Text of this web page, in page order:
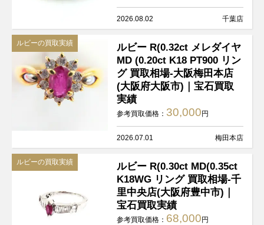
2026.08.02 千葉店
ルビーの買取実績
ルビー R(0.32ct メレダイヤ
MD (0.20ct K18 PT900 リン
グ 買取相場-大阪梅田本店
(大阪府大阪市)｜宝石買取
実績
参考買取価格： 30,000円
2026.07.01 梅田本店
ルビーの買取実績
ルビー R(0.30ct MD(0.35ct
K18WG リング 買取相場-千
里中央店(大阪府豊中市)｜
宝石買取実績
参考買取価格： 68,000円